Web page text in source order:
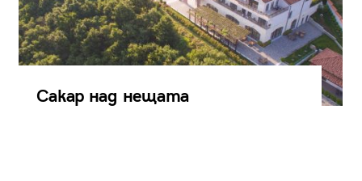
Сакар над нещата